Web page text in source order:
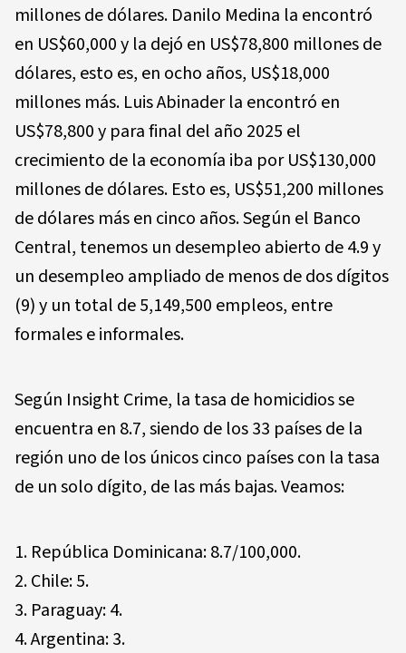
millones de dólares. Danilo Medina la encontró
en US$60,000 y la dejó en US$78,800 millones de
dólares, esto es, en ocho años, US$18,000
millones más. Luis Abinader la encontró en
US$78,800 y para final del año 2025 el
crecimiento de la economía iba por US$130,000
millones de dólares. Esto es, US$51,200 millones
de dólares más en cinco años. Según el Banco
Central, tenemos un desempleo abierto de 4.9 y
un desempleo ampliado de menos de dos dígitos
(9) y un total de 5,149,500 empleos, entre
formales e informales.
Según Insight Crime, la tasa de homicidios se
encuentra en 8.7, siendo de los 33 países de la
región uno de los únicos cinco países con la tasa
de un solo dígito, de las más bajas. Veamos:
República Dominicana: 8.7/100,000.
Chile: 5.
Paraguay: 4.
Argentina: 3.